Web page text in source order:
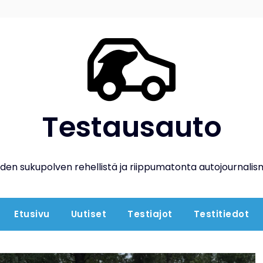
Testausauto
sukupolven rehellistä ja riippumatonta
Etusivu Uutiset Testiajot Testitiedot